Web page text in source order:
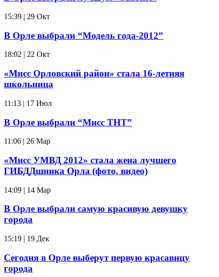
15:39 | 29 Окт
В Орле выбрали “Модель года-2012”
18:02 | 22 Окт
«Мисс Орловский район» стала 16-летняя
школьница
11:13 | 17 Июл
В Орле выбрали “Мисс ТНТ”
11:06 | 26 Мар
«Мисс УМВД 2012» стала жена лучшего
ГИБДДшника Орла (фото, видео)
14:09 | 14 Мар
В Орле выбрали самую красивую девушку
города
15:19 | 19 Дек
Сегодня в Орле выберут первую красавицу
города